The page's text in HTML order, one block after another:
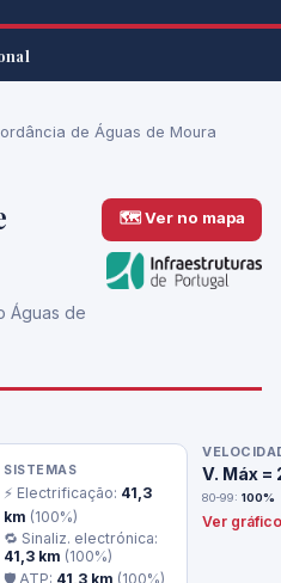
de Águas de Moura
Águas de
🗺 Ver no mapa
SISTEMAS
⚡ Electrificação: 41,3
km (100%)
🔁 Sinaliz. electrónica:
41,3 km (100%)
🛡 ATP: 41,3 km (100%)
V. Máx
80-99: 100%
Ver